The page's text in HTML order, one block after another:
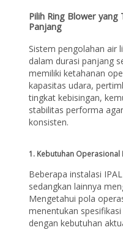
Pilih Ring Blower yang
Panjang
Sistem pengolahan air
dalam durasi panjang
memiliki ketahanan
kapasitas udara,
tingkat kebisingan,
stabilitas performa
konsisten.
1. Kebutuhan Operasional
Beberapa instalasi
sedangkan lainnya
Mengetahui pola
menentukan
dengan kebutuhan